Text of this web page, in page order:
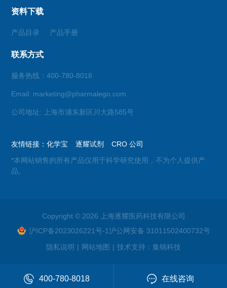
资料下载
产品目录 产品手册
联系方式
服务热线：400-780-8018
Email: marketing@pharmalego.com
公司地址: 上海市浦东新区川大路585号
友情链接：化学宝 逐耀试剂
CRO 公司
*本网站销售的所有产品仅用于科学研究使用，不为个人提供产
品。
Copyright © 2026 上海逐耀医药科技有限公司
沪ICP备2023026221号-1沪公网安备 31011502400732号
隐私说明 | 网站地图 | 技术支持： 集锦科技
400-780-8018 在线咨询